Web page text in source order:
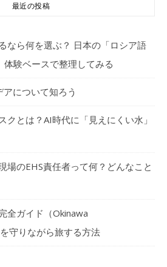
最近の投稿
なら何を選ぶ？ 日本の「ロシア語
験ベースで整理してみる
について知ろう
クとは？AI時代に「見えにくい水」
場のEHS責任者って何？どんなこと
全ガイド（Okinawa
守りながら旅する方法